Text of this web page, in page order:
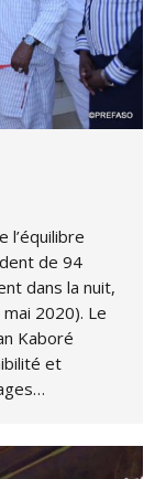
l’équilibre
de 94
dans la nuit,
2020). Le
Kaboré
et